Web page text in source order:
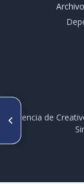
ARTÍCULO
Efecto del
recubrimiento
var.
durante el
licencia de